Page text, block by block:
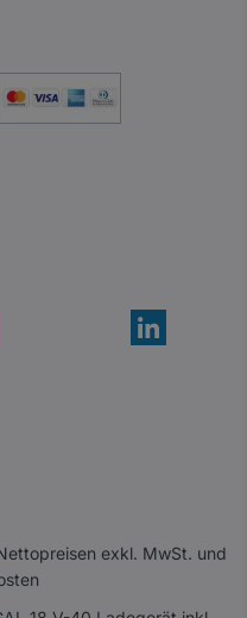
exkl. MwSt. und